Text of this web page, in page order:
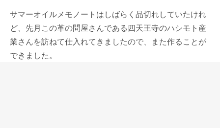
サマーオイルメモノートはしばらく品切れしていたけれ
ど、先月この革の問屋さんである四天王寺のハシモト産
業さんを訪ねて仕入れてきましたので、また作ることが
できました。